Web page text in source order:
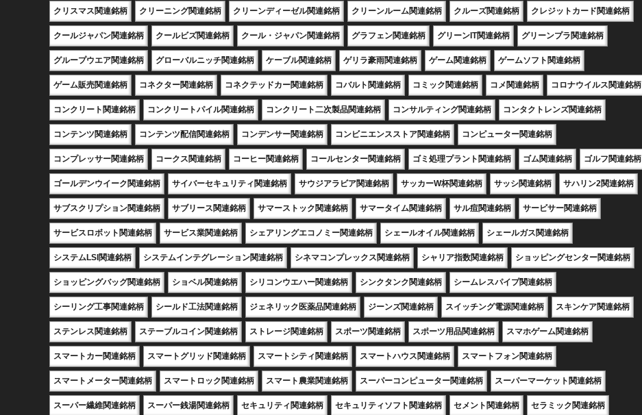
クリスマス関連銘柄 クリーニング関連銘柄 クリーンディーゼル関連銘柄 クリーンルーム関連銘柄 クルーズ関連銘柄 クレジットカード関連銘柄
クールジャパン関連銘柄 クールビズ関連銘柄 クール・ジャパン関連銘柄 グラフェン関連銘柄 グリーンIT関連銘柄 グリーンプラ関連銘柄
グループウエア関連銘柄 グローバルニッチ関連銘柄 ケーブル関連銘柄 ゲリラ豪雨関連銘柄 ゲーム関連銘柄 ゲームソフト関連銘柄
ゲーム販売関連銘柄 コネクター関連銘柄 コネクテッドカー関連銘柄 コバルト関連銘柄 コミック関連銘柄 コメ関連銘柄 コロナウイルス関連銘柄
コンクリート関連銘柄 コンクリートパイル関連銘柄 コンクリート二次製品関連銘柄 コンサルティング関連銘柄 コンタクトレンズ関連銘柄
コンテンツ関連銘柄 コンテンツ配信関連銘柄 コンデンサー関連銘柄 コンビニエンスストア関連銘柄 コンピューター関連銘柄
コンプレッサー関連銘柄 コークス関連銘柄 コーヒー関連銘柄 コールセンター関連銘柄 ゴミ処理プラント関連銘柄 ゴム関連銘柄 ゴルフ関連銘柄
ゴールデンウイーク関連銘柄 サイバーセキュリティ関連銘柄 サウジアラビア関連銘柄 サッカーW杯関連銘柄 サッシ関連銘柄 サハリン2関連銘柄
サブスクリプション関連銘柄 サブリース関連銘柄 サマーストック関連銘柄 サマータイム関連銘柄 サル痘関連銘柄 サービサー関連銘柄
サービスロボット関連銘柄 サービス業関連銘柄 シェアリングエコノミー関連銘柄 シェールオイル関連銘柄 シェールガス関連銘柄
システムLSI関連銘柄 システムインテグレーション関連銘柄 シネマコンプレックス関連銘柄 シャリア指数関連銘柄 ショッピングセンター関連銘柄
ショッピングバッグ関連銘柄 ショベル関連銘柄 シリコンウエハー関連銘柄 シンクタンク関連銘柄 シームレスパイプ関連銘柄
シーリング工事関連銘柄 シールド工法関連銘柄 ジェネリック医薬品関連銘柄 ジーンズ関連銘柄 スイッチング電源関連銘柄 スキンケア関連銘柄
ステンレス関連銘柄 ステーブルコイン関連銘柄 ストレージ関連銘柄 スポーツ関連銘柄 スポーツ用品関連銘柄 スマホゲーム関連銘柄
スマートカー関連銘柄 スマートグリッド関連銘柄 スマートシティ関連銘柄 スマートハウス関連銘柄 スマートフォン関連銘柄
スマートメーター関連銘柄 スマートロック関連銘柄 スマート農業関連銘柄 スーパーコンピューター関連銘柄 スーパーマーケット関連銘柄
スーパー繊維関連銘柄 スーパー銭湯関連銘柄 セキュリティ関連銘柄 セキュリティソフト関連銘柄 セメント関連銘柄 セラミック関連銘柄